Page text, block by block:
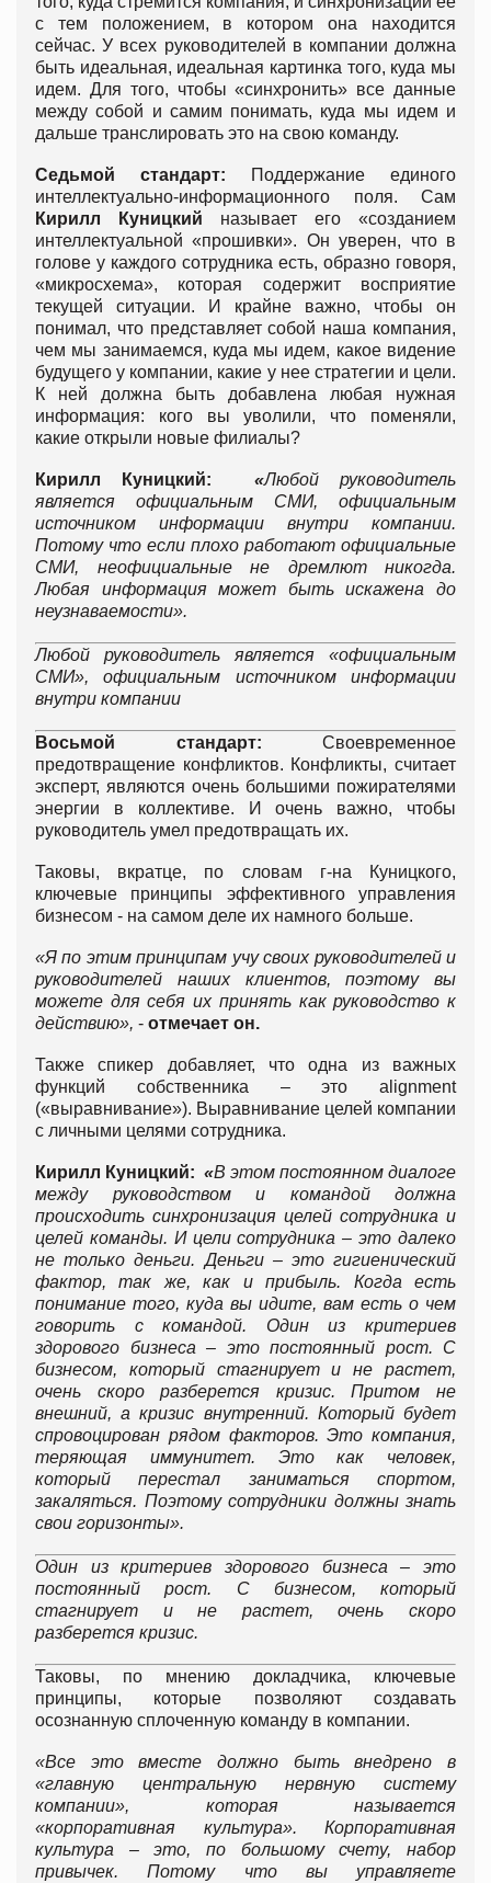
с тем положением, в котором она находится
сейчас. У всех руководителей в компании должна
быть идеальная, идеальная картинка того, куда мы
идем. Для того, чтобы «синхронить» все данные
между собой и самим понимать, куда мы идем и
дальше транслировать это на свою команду.
Седьмой стандарт: Поддержание единого
интеллектуально-информационного поля. Сам
Кирилл Куницкий называет его «созданием
интеллектуальной «прошивки». Он уверен, что в
голове у каждого сотрудника есть, образно говоря,
«микросхема», которая содержит восприятие
текущей ситуации. И крайне важно, чтобы он
понимал, что представляет собой наша компания,
чем мы занимаемся, куда мы идем, какое видение
будущего у компании, какие у нее стратегии и цели.
К ней должна быть добавлена любая нужная
информация: кого вы уволили, что поменяли,
какие открыли новые филиалы?
Кирилл Куницкий: «Любой руководитель
является официальным СМИ, официальным
источником информации внутри компании.
Потому что если плохо работают официальные
СМИ, неофициальные не дремлют никогда.
Любая информация может быть искажена до
неузнаваемости».
Любой руководитель является «официальным
СМИ», официальным источником информации
внутри компании
Восьмой стандарт: Своевременное
предотвращение конфликтов. Конфликты, считает
эксперт, являются очень большими пожирателями
энергии в коллективе. И очень важно, чтобы
руководитель умел предотвращать их.
Таковы, вкратце, по словам г-на Куницкого,
ключевые принципы эффективного управления
бизнесом - на самом деле их намного больше.
«Я по этим принципам учу своих руководителей и
руководителей наших клиентов, поэтому вы
можете для себя их принять как руководство к
действию», - отмечает он.
Также спикер добавляет, что одна из важных
функций собственника – это alignment
(«выравнивание»). Выравнивание целей компании
с личными целями сотрудника.
Кирилл Куницкий: «В этом постоянном диалоге
между руководством и командой должна
происходить синхронизация целей сотрудника и
целей команды. И цели сотрудника – это далеко
не только деньги. Деньги – это гигиенический
фактор, так же, как и прибыль. Когда есть
понимание того, куда вы идите, вам есть о чем
говорить с командой. Один из критериев
здорового бизнеса – это постоянный рост. С
бизнесом, который стагнирует и не растет,
очень скоро разберется кризис. Притом не
внешний, а кризис внутренний. Который будет
спровоцирован рядом факторов. Это компания,
теряющая иммунитет. Это как человек,
который перестал заниматься спортом,
закаляться. Поэтому сотрудники должны знать
свои горизонты».
Один из критериев здорового бизнеса – это
постоянный рост. С бизнесом, который
стагнирует и не растет, очень скоро
разберется кризис.
Таковы, по мнению докладчика, ключевые
принципы, которые позволяют создавать
осознанную сплоченную команду в компании.
«Все это вместе должно быть внедрено в
«главную центральную нервную систему
компании», которая называется
«корпоративная культура». Корпоративная
культура – это, по большому счету, набор
привычек. Потому что вы управляете